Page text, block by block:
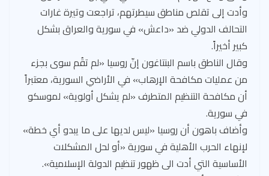
وأدت إلى تقلص مناطق سيطرتهم، تراجعت وتيرة غارات
التحالف الدولي ضد «داعش» في سورية والعراق بشكل
كبير أخيراً.
وقال الناطق باسم البنتاغون إنّ روسيا «لم تقُم سوى بجزء
من عمليات مكافحة الإرهاب» في الأراضي السورية، معتبراً
أن مكافحة التنظيم المتطرف «لم يشكل أولوية» لموسكو
في سورية.
وأضاف باهون أن روسيا «ليس لديها على ما يبدو أي خطة»
لإنهاء الحرب الأهلية في سورية «أو لحل المشكلات
الأساسية التي أدت الى ظهور تنظيم الدولة الإسلامية».